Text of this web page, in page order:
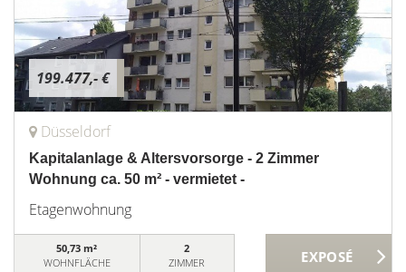
199.477,- €
Düsseldorf
Kapitalanlage & Altersvorsorge - 2 Zimmer
Wohnung ca. 50 m² - vermietet -
Etagenwohnung
50,73 m²
WOHNFLÄCHE
2
ZIMMER